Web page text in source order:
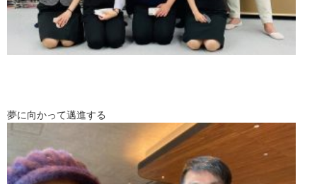
夢に向かって邁進する